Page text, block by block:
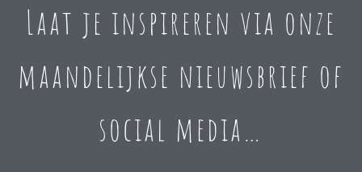
Laat je inspireren via onze
maandelijkse nieuwsbrief of
social media…